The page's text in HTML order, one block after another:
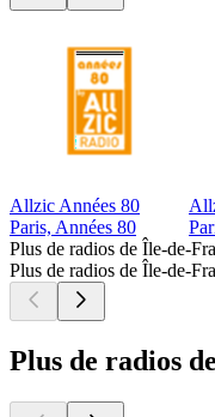
Allzic Années 80
Paris, Années 80
Plus de radios de Île-de-
Plus de radios de Île-de-
Plus de radios